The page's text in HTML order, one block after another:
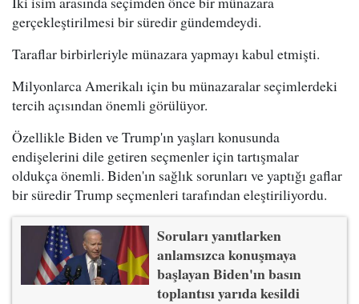
gerçekleştirilmesi bir süredir gündemdeydi.
Taraflar birbirleriyle münazara yapmayı kabul etmişti.
Milyonlarca Amerikalı için bu münazaralar seçimlerdeki
tercih açısından önemli görülüyor.
Özellikle Biden ve Trump'ın yaşları konusunda
endişelerini dile getiren seçmenler için tartışmalar
oldukça önemli. Biden'ın sağlık sorunları ve yaptığı gaflar
bir süredir Trump seçmenleri tarafından eleştiriliyordu.
Soruları yanıtlarken
anlamsızca konuşmaya
başlayan Biden'ın basın
toplantısı yarıda kesildi